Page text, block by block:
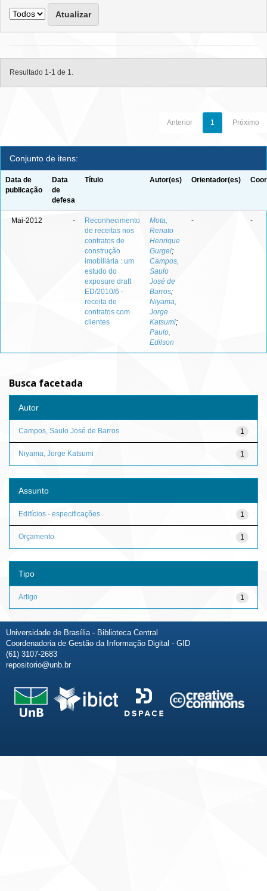
Resultado 1-1 de 1.
Anterior 1 Próximo
Conjunto de itens:
Data de
publicação
Data
de
defesa
Título Autor(es) Orientador(es)
Mai-2012 -
Reconhecimento
de receitas nos
contratos de
construção
imobiliária : um
estudo do
exposure draft
ED/2010/6 -
receita de
contratos com
clientes
Mota,
Renato
Henrique
Gurgel;
Campos,
Saulo
José de
Barros;
Niyama,
Jorge
Katsumi;
Paulo,
Edilson
- -
Busca facetada
Autor
1
Campos, Saulo José de Barros
1
Niyama, Jorge Katsumi
Assunto
1
Edifícios - especificações
1
Orçamento
Tipo
1
Artigo
Universidade de Brasília - Biblioteca Central
Coordenadoria de Gestão da Informação Digital - GID
(61) 3107-2683
repositorio@unb.br